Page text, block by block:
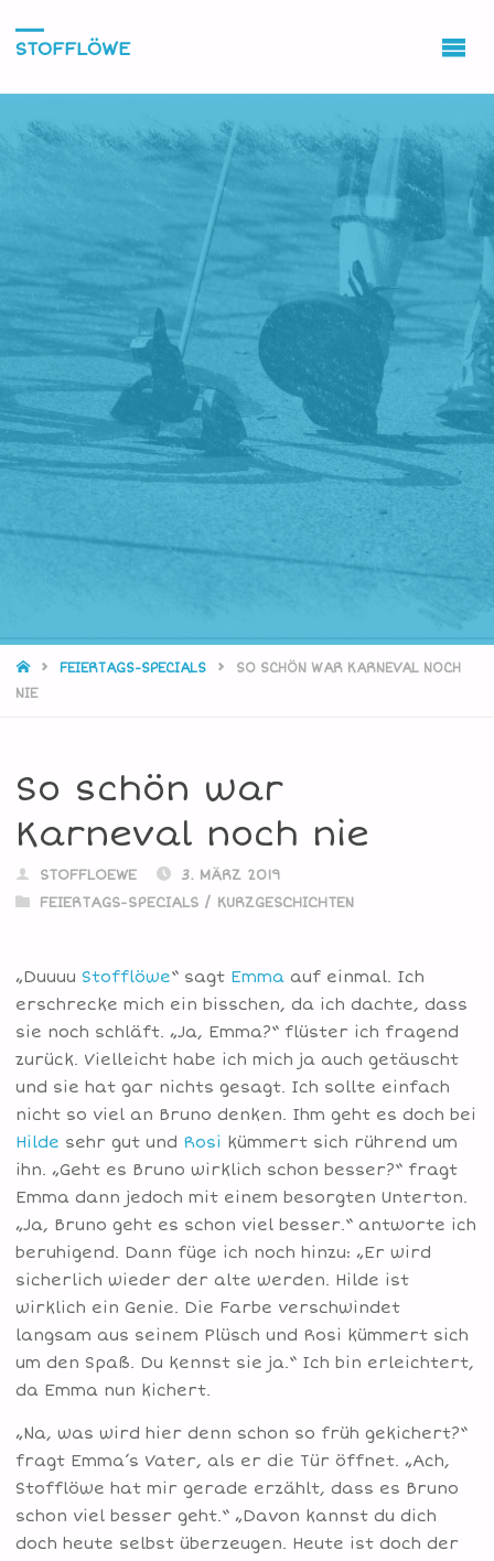
STOFFLÖWE
STARTSEITE
FEIERTAGS-SPECIALS
SO SCHÖN WAR KARNEVAL NOCH
NIE
So schön war
Karneval noch nie
STOFFLOEWE
3. MÄRZ 2019
FEIERTAGS-SPECIALS / KURZGESCHICHTEN
„DuuuuStofflöwe“ sagt Emma auf einmal. Ich
erschrecke mich ein bisschen, da ich dachte, dass
sie noch schläft. „Ja, Emma?“ flüster ich fragend
zurück. Vielleicht habe ich mich ja auch getäuscht
und sie hat gar nichts gesagt. Ich sollte einfach
nicht so viel an Bruno denken. Ihm geht es doch bei
Hilde sehr gut und Rosi kümmert sich rührend um
ihn. „Geht es Bruno wirklich schon besser?“ fragt
Emma dann jedoch mit einem besorgten Unterton.
„Ja, Bruno geht es schon viel besser.“ antworte ich
beruhigend. Dann füge ich noch hinzu: „Er wird
sicherlich wieder der alte werden. Hilde ist
wirklich ein Genie. Die Farbe verschwindet
langsam aus seinem Plüsch und Rosi kümmert sich
um den Spaß. Du kennst sie ja.“ Ich bin erleichtert,
da Emma nun kichert.
„Na, was wird hier denn schon so früh gekichert?“
fragt Emma’s Vater, als er die Tür öffnet. „Ach,
Stofflöwe hat mir gerade erzählt, dass es Bruno
schon viel besser geht.“ „Davon kannst du dich
doch heute selbst überzeugen. Heute ist doch der